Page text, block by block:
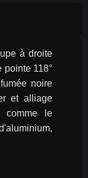
à droite
pointe 118°
noire
et alliage
comme le